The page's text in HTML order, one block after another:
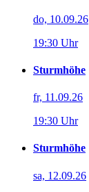
do, 10.09.26
19:30 Uhr
Sturmhöhe
fr, 11.09.26
19:30 Uhr
Sturmhöhe
sa, 12.09.26